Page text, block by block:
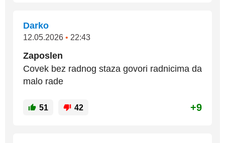
Darko
12.05.2026 • 22:43
Zaposlen
Covek bez radnog staza govori radnicima da
malo rade
51 42 +9